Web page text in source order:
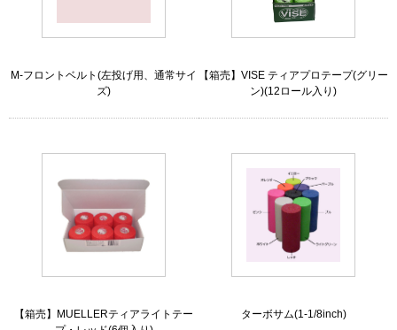
M-フロントベルト(左投げ用、通常サイ
ズ)
【箱売】VISE ティアプロテープ(グリー
ン)(12ロール入り)
【箱売】MUELLERティアライトテー
ターボサム(1-1/8inch)